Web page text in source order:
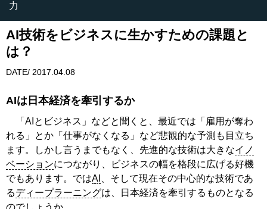
力
AI技術をビジネスに生かすための課題と
は？
DATE/ 2017.04.08
AIは日本経済を牽引するか
「AIとビジネス」などと聞くと、最近では「雇用が奪わ
れる」とか「仕事がなくなる」など悲観的な予測も目立ち
ます。しかし言うまでもなく、先進的な技術は大きなイノ
ベーションにつながり、ビジネスの幅を格段に広げる好機
でもあります。ではAI 、そして現在その中心的な技術であ
るディープラーニングは、日本経済を牽引するものとなる